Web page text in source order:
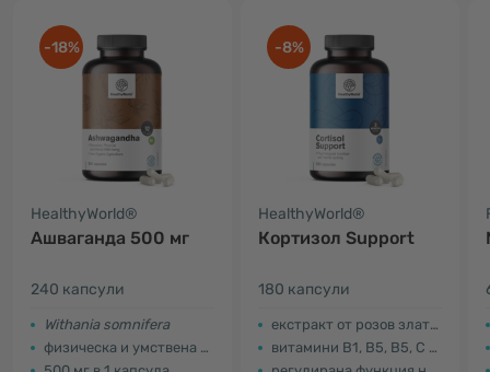
-18%
HealthyWorld®
Ашваганда 500 мг
240 капсули
Withania somnifera
физическа и умствена издръжливост
-8%
HealthyWorld®
Кортизол Support
180 капсули
екстракт от розов златовръх и ашваганда
витамини В1, В5, В5, С и цинк